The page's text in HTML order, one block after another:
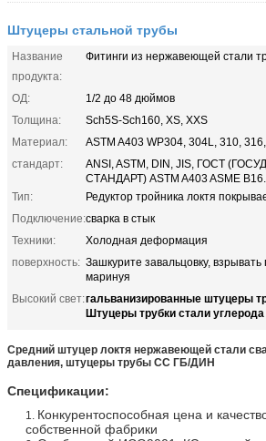
Штуцеры стальной трубы
Название
продукта:
Фитинги из нержавеющей стали
ОД:
1/2 до 48 дюймов
Толщина:
Sch5S-Sch160, XS, XXS
Материал:
ASTM A403 WP304, 304L, 310,
стандарт:
ANSI, ASTM, DIN, JIS, ГОСТ
СТАНДАРТ) ASTM A403 ASME
Тип:
Редуктор тройника локтя
Подключение:сварка в стык
Техники:
Холодная деформация
поверхность: Зашкурите завальцовку, взрывать
маринуя
Высокий свет:гальванизированные штуцеры
Штуцеры трубки стали углерода
Средний штуцер локтя нержавеющей стали
давления, штуцеры трубы СС ГБ/ДИН
Спецификации:
1. Конкурентоспособная цена и
собственной фабрики